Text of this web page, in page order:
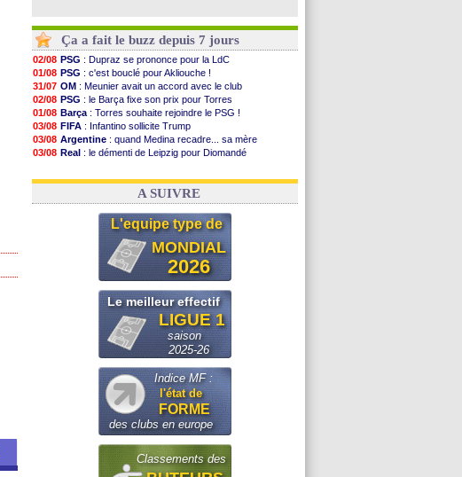
Ça a fait le buzz depuis 7 jours
02/08 PSG : Dupraz se prononce pour la LdC
01/08 PSG : c'est bouclé pour Akliouche !
31/07 OM : Meunier avait un accord avec le club
02/08 PSG : le Barça fixe son prix pour Torres
01/08 Barça : Torres souhaite rejoindre le PSG !
03/08 FIFA : Infantino sollicite Trump
03/08 Argentine : quand Medina recadre... sa mère
03/08 Real : le démenti de Leipzig pour Diomandé
31/07 FIFA: le conseiller d'Infantino démissionne !
A SUIVRE
L'equipe type de
MONDIAL
2026
Le meilleur effectif
LIGUE 1
saison
2025-26
Indice MF :
l'état de
FORME
des clubs en europe
Classements des